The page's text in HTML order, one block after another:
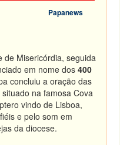
Papanews
de Misericórdia, seguida
em nome dos 400
concluiu a oração das
na famosa Cova
vindo de Lisboa,
fiéis e pelo som em
da diocese.